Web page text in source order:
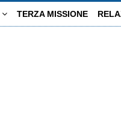
TERZA MISSIONE